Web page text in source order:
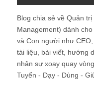
Blog chia sẻ về Quản
Management) dành
và Con người như
tài liệu, bài viết, hướng
nhân sự xoay quay
Tuyển - Dạy - Dùng -